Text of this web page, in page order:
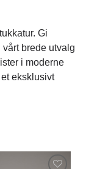
Gi
brede utvalg
i moderne
eksklusivt
lette,